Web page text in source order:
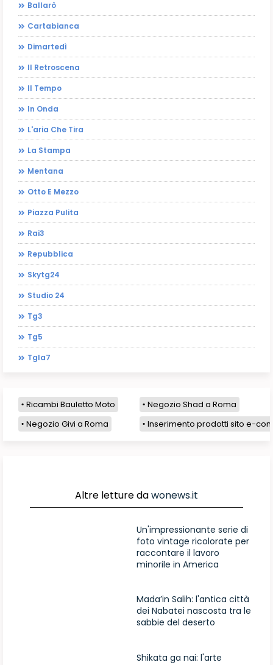
Ballarò
Cartabianca
Dimartedì
Il Retroscena
Il Tempo
In Onda
L'aria Che Tira
La Stampa
Mentana
Otto E Mezzo
Piazza Pulita
Rai3
Repubblica
Skytg24
Studio 24
Tg3
Tg5
Tgla7
Ricambi Bauletto Moto
Negozio Shad a Roma
Negozio Givi a Roma
Inserimento prodotti sito e-
Altre letture dawonews.it
Un'impressionante serie di
foto vintage ricolorate per
raccontare il lavoro
minorile in America
Mada’in Salih: l'antica città
dei Nabatei nascosta tra le
sabbie del deserto
Shikata ga nai: l'arte